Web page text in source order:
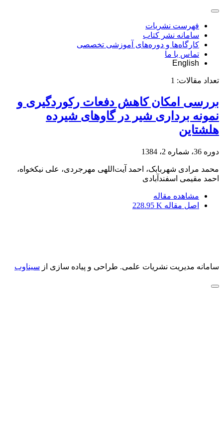
فهرست نشریات
سامانه نشر کتاب
کارگاه‌ها و دوره‌های آموزشی تخصصی
تماس با ما
English
تعداد مقالات: 1
بررسی امکان کاهش دفعات رکوردگیری و
نمونه برداری شیر در گاوهای شیرده
هلشتاین
دوره 36، شماره 2، 1384
محمد مرادی شهربابک، احمد آیت‌اللهی مهرجردی، علی نیکخواه،
احمد مقیمی اسفندآبادی
مشاهده مقاله
اصل مقاله 228.95 K
سامانه مدیریت نشریات علمی. طراحی و پیاده سازی از سیناوب